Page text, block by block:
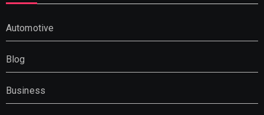
Automotive
Blog
Business